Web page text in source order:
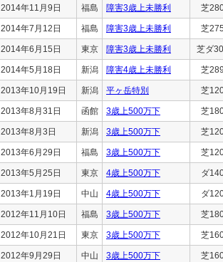
2014年11月9日 福島 障害3歳上未勝利 芝
2014年7月12日 福島 障害3歳上未勝利 芝
2014年6月15日 東京 障害3歳上未勝利 芝ダ
2014年5月18日 新潟 障害4歳上未勝利 芝
2013年10月19日 新潟 平ヶ岳特別 芝
2013年8月31日 函館 3歳上500万下 芝
2013年8月3日 新潟 3歳上500万下 芝
2013年6月29日 福島 3歳上500万下 芝
2013年5月25日 東京 4歳上500万下 ダ
2013年1月19日 中山 4歳上500万下 ダ
2012年11月10日 福島 3歳上500万下 芝
2012年10月21日 東京 3歳上500万下 芝
2012年9月29日 中山 3歳上500万下 芝